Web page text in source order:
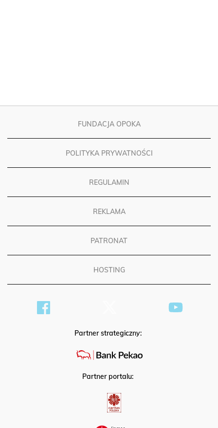
FUNDACJA OPOKA
POLITYKA PRYWATNOŚCI
REGULAMIN
REKLAMA
PATRONAT
HOSTING
Partner strategiczny:
Partner portalu: